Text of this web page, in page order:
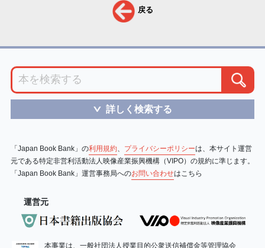
戻る
＞ 詳しく検索する
「Japan Book Bank」の利用規約、 プライバシーポリシーは、本サイト運営
元である特定非営利活動法人映像産業振興機構（VIPO）の規約に準じます。
「Japan Book Bank」運営事務局へのお問い合わせはこちら
運営元
本事業は、一般社団法人授業目的公衆送信補償金等管理協会